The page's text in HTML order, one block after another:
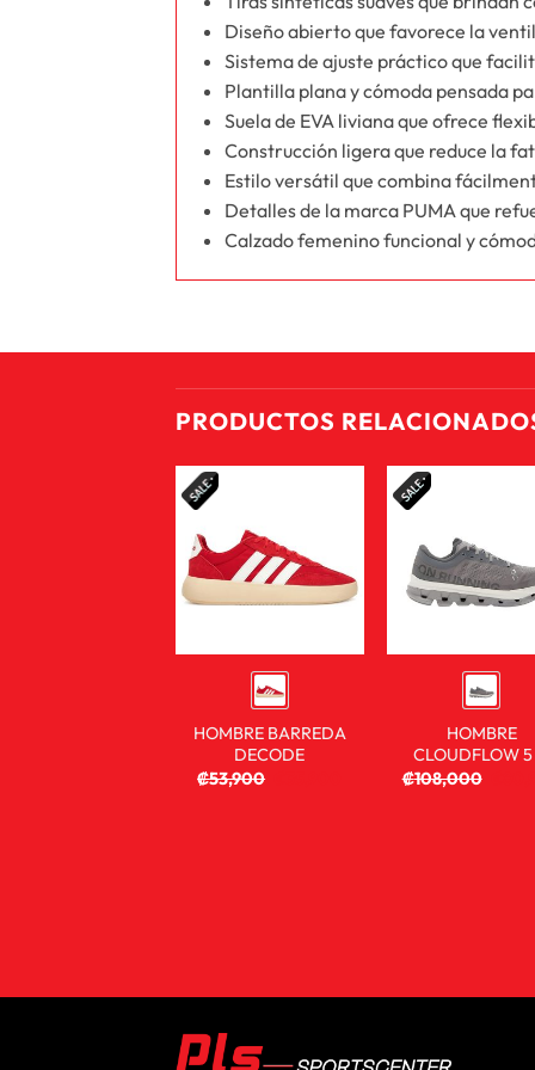
Diseño abierto que favorece la
Sistema de ajuste práctico que
Plantilla plana y cómoda pensada
Suela de EVA liviana que ofrece
Construcción ligera que reduce la
Estilo versátil que combina
Detalles de la marca PUMA que
Calzado femenino funcional y
PRODUCTOS
HOMBRE BARREDA
DECODE
₡53,900
HOMBRE
CLOUDFLOW
₡108,000